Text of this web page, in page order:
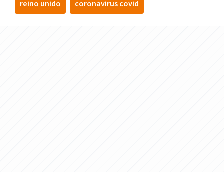
reino unido coronavirus covid